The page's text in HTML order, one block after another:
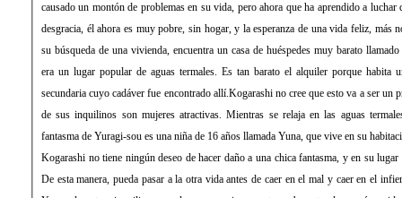
causado un montón de problemas en su vida, pero ahora que ha aprendido a
desgracia, él ahora es muy pobre, sin hogar, y la esperanza de una vida feliz, más
su búsqueda de una vivienda, encuentra un casa de huéspedes muy barato
era un lugar popular de aguas termales. Es tan barato el alquiler porque habita
secundaria cuyo cadáver fue encontrado allí.Kogarashi no cree que esto va a ser un
de sus inquilinos son mujeres atractivas. Mientras se relaja en las aguas
fantasma de Yuragi-sou es una niña de 16 años llamada Yuna, que vive en su
Kogarashi no tiene ningún deseo de hacer daño a una chica fantasma, y en su lugar
De esta manera, pueda pasar a la otra vida antes de caer en el mal y caer en el